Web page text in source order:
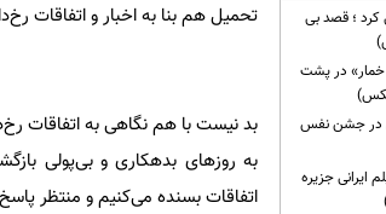
؛ قصد بی
خمار» در پشت
در جشن نفس
ایرانی جزیره
تحمیل هم بنا به اخبار و اتفاقات
بد نیست با هم نگاهی به اتفاقات
به روزهای بدهکاری و بی‌پولی
اتفاقات بسنده می‌کنیم و منتظر